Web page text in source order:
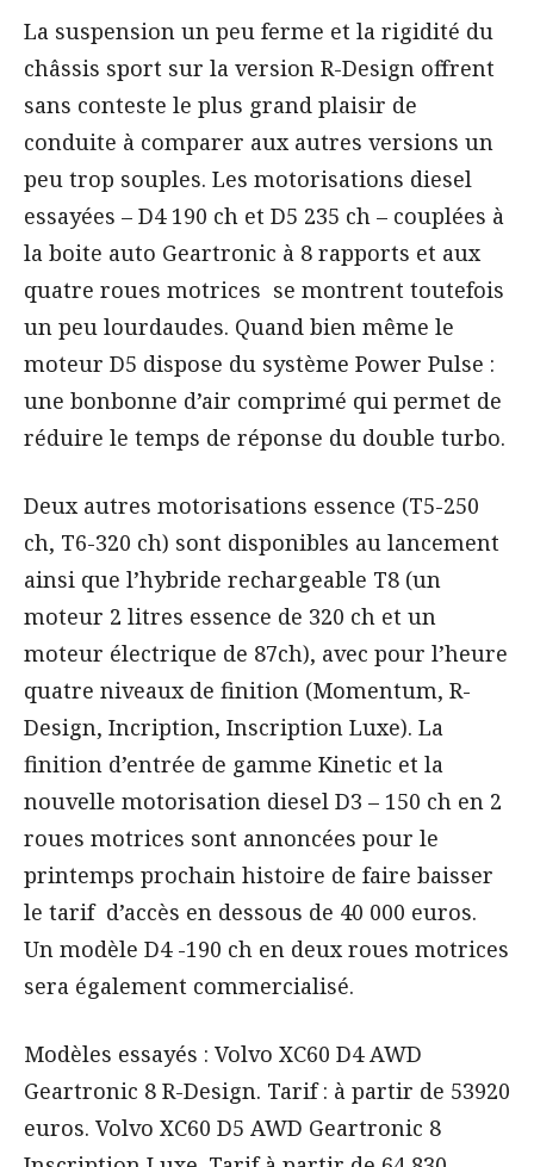
La suspension un peu ferme et la rigidité du
châssis sport sur la version R-Design offrent
sans conteste le plus grand plaisir de
conduite à comparer aux autres versions un
peu trop souples. Les motorisations diesel
essayées – D4 190 ch et D5 235 ch – couplées à
la boite auto Geartronic à 8 rapports et aux
quatre roues motrices se montrent toutefois
un peu lourdaudes. Quand bien même le
moteur D5 dispose du système Power Pulse :
une bonbonne d’air comprimé qui permet de
réduire le temps de réponse du double turbo.
Deux autres motorisations essence (T5-250
ch, T6-320 ch) sont disponibles au lancement
ainsi que l’hybride rechargeable T8 (un
moteur 2 litres essence de 320 ch et un
moteur électrique de 87ch), avec pour l’heure
quatre niveaux de finition (Momentum, R-
Design, Incription, Inscription Luxe). La
finition d’entrée de gamme Kinetic et la
nouvelle motorisation diesel D3 – 150 ch en 2
roues motrices sont annoncées pour le
printemps prochain histoire de faire baisser
le tarif d’accès en dessous de 40 000 euros.
Un modèle D4 -190 ch en deux roues motrices
sera également commercialisé.
Modèles essayés : Volvo XC60 D4 AWD
Geartronic 8 R-Design. Tarif : à partir de 53920
euros. Volvo XC60 D5 AWD Geartronic 8